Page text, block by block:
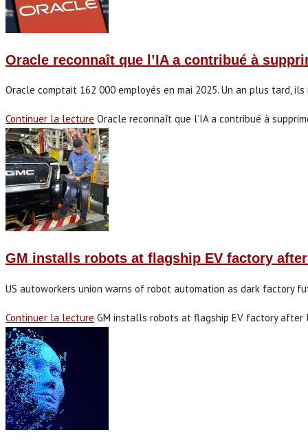
Oracle reconnaît que l’IA a contribué à
Oracle comptait 162 000 employés en mai 2025. Un an plus tard,
Continuer la lecture Oracle reconnaît que l’IA a contribué à
GM installs robots at flagship EV factory
US autoworkers union warns of robot automation as dark factory
Continuer la lecture GM installs robots at flagship EV factory after